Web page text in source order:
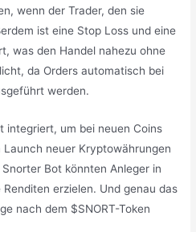
wenn der Trader, den sie
ist eine Stop Loss und eine
was den Handel nahezu ohne
da Orders automatisch bei
werden.
integriert, um bei neuen Coins
Launch neuer Kryptowährungen
Bot könnten Anleger in
erzielen. Und genau das
nach dem $SNORT-Token